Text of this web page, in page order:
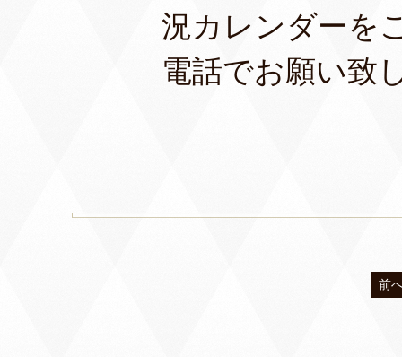
況カレンダーを
電話でお願い致
前